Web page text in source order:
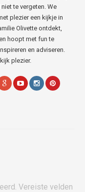
te vergeten. We
plezier een kijkje in
Olivette ontdekt,
hoopt met fun te
en adviseren.
plezier.
Vereiste velden